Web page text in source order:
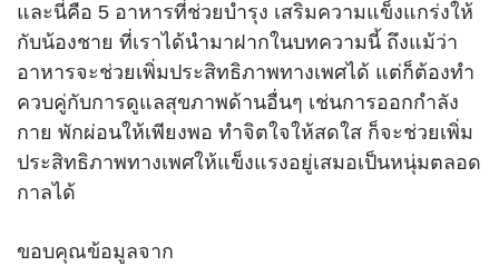
และนี่คือ 5 อาหารที่ช่วยบำรุง เสริมความแข็งแกร่งให้
กับน้องชาย ที่เราได้นำมาฝากในบทความนี้ ถึงแม้ว่า
อาหารจะช่วยเพิ่มประสิทธิภาพทางเพศได้ แต่ก็ต้องทำ
ควบคู่กับการดูแลสุขภาพด้านอื่นๆ เช่นการออกกำลัง
กาย พักผ่อนให้เพียงพอ ทำจิตใจให้สดใส ก็จะช่วยเพิ่ม
ประสิทธิภาพทางเพศให้แข็งแรงอยู่เสมอเป็นหนุ่มตลอด
กาลได้
ขอบคุณข้อมูลจาก